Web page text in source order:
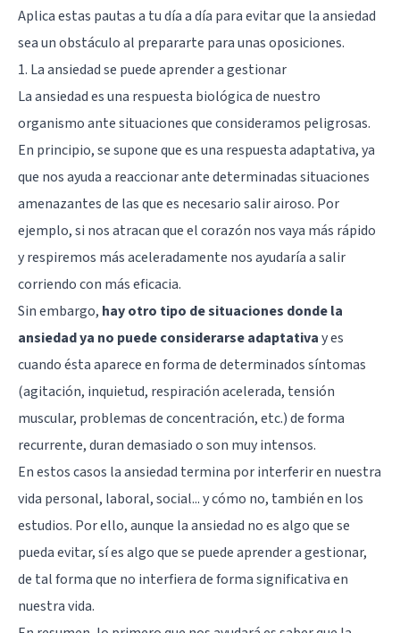
Aplica estas pautas a tu día a día para evitar que la ansiedad
sea un obstáculo al prepararte para unas oposiciones.
1. La ansiedad se puede aprender a gestionar
La ansiedad es una respuesta biológica de nuestro
organismo ante situaciones que consideramos peligrosas.
En principio, se supone que es una respuesta adaptativa, ya
que nos ayuda a reaccionar ante determinadas situaciones
amenazantes de las que es necesario salir airoso. Por
ejemplo, si nos atracan que el corazón nos vaya más rápido
y respiremos más aceleradamente nos ayudaría a salir
corriendo con más eficacia.
Sin embargo, hay otro tipo de situaciones donde la
ansiedad ya no puede considerarse adaptativay es
cuando ésta aparece en forma de determinados síntomas
(agitación, inquietud, respiración acelerada, tensión
muscular, problemas de concentración, etc.) de forma
recurrente, duran demasiado o son muy intensos.
En estos casos la ansiedad termina por interferir en nuestra
vida personal, laboral, social... y cómo no, también en los
estudios. Por ello, aunque la ansiedad no es algo que se
pueda evitar, sí es algo que se puede aprender a gestionar,
de tal forma que no interfiera de forma significativa en
nuestra vida.